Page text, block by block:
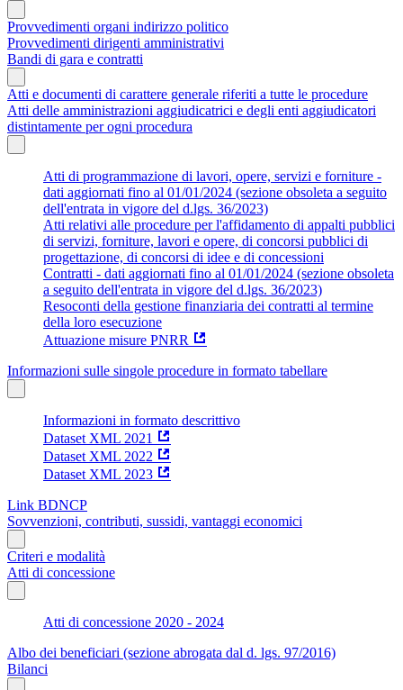
Provvedimenti organi indirizzo politico
Provvedimenti dirigenti amministrativi
Bandi di gara e contratti
Atti e documenti di carattere generale riferiti a tutte le procedure
Atti delle amministrazioni aggiudicatrici e degli enti aggiudicatori
distintamente per ogni procedura
Atti di programmazione di lavori, opere, servizi e forniture -
dati aggiornati fino al 01/01/2024 (sezione obsoleta a seguito
dell'entrata in vigore del d.lgs. 36/2023)
Atti relativi alle procedure per l'affidamento di appalti pubblici
di servizi, forniture, lavori e opere, di concorsi pubblici di
progettazione, di concorsi di idee e di concessioni
Contratti - dati aggiornati fino al 01/01/2024 (sezione obsoleta
a seguito dell'entrata in vigore del d.lgs. 36/2023)
Resoconti della gestione finanziaria dei contratti al termine
della loro esecuzione
Attuazione misure PNRR
Informazioni sulle singole procedure in formato tabellare
Informazioni in formato descrittivo
Dataset XML 2021
Dataset XML 2022
Dataset XML 2023
Link BDNCP
Sovvenzioni, contributi, sussidi, vantaggi economici
Criteri e modalità
Atti di concessione
Atti di concessione 2020 - 2024
Albo dei beneficiari (sezione abrogata dal d. lgs. 97/2016)
Bilanci